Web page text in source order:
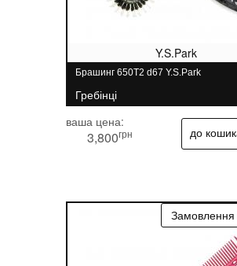
Y.S.Park
Брашинг 650T2 d67 Y.S.Park
Гребінці
ваша цена:
3,800грн